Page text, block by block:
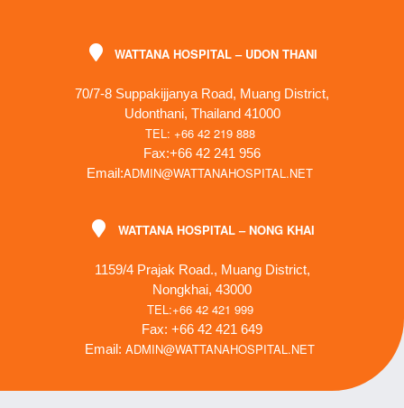
WATTANA HOSPITAL – UDON THANI
70/7-8 Suppakijjanya Road, Muang District,
Udonthani, Thailand 41000
TEL: +66 42 219 888
Fax:+66 42 241 956
Email:ADMIN@WATTANAHOSPITAL.NET
WATTANA HOSPITAL – NONG KHAI
1159/4 Prajak Road., Muang District,
Nongkhai, 43000
TEL:+66 42 421 999
Fax: +66 42 421 649
Email: ADMIN@WATTANAHOSPITAL.NET